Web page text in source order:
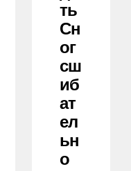
Ть
Сн
Ог
Сш
Иб
Ат
Ел
Ьн
О